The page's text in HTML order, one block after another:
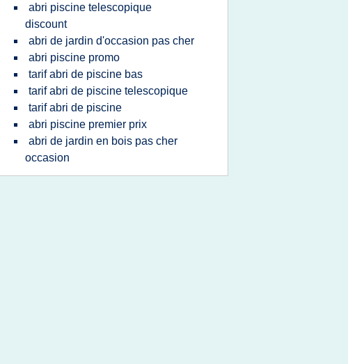
abri piscine telescopique
discount
abri de jardin d'occasion pas cher
abri piscine promo
tarif abri de piscine bas
tarif abri de piscine telescopique
tarif abri de piscine
abri piscine premier prix
abri de jardin en bois pas cher
occasion